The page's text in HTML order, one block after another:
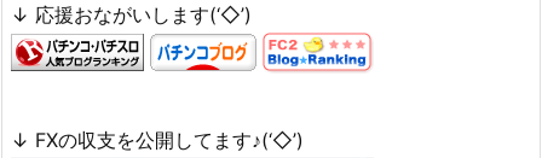
↓ 応援おながいします(‘◇’)ゞ
↓ FXの収支を公開してます♪(‘◇’)ゞ